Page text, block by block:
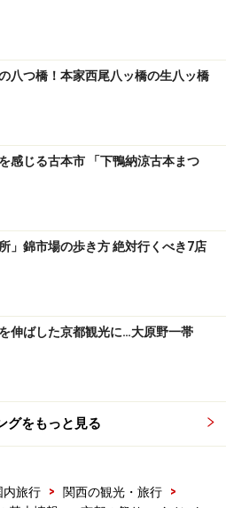
八つ橋！本家西尾八ッ橋の生八ッ橋
感じる古本市 「下鴨納涼古本まつ
所」錦市場の歩き方 絶対行くべき7店
伸ばした京都観光に…大原野一帯
グをもっと見る
内旅行 > 関西の観光・旅行
>